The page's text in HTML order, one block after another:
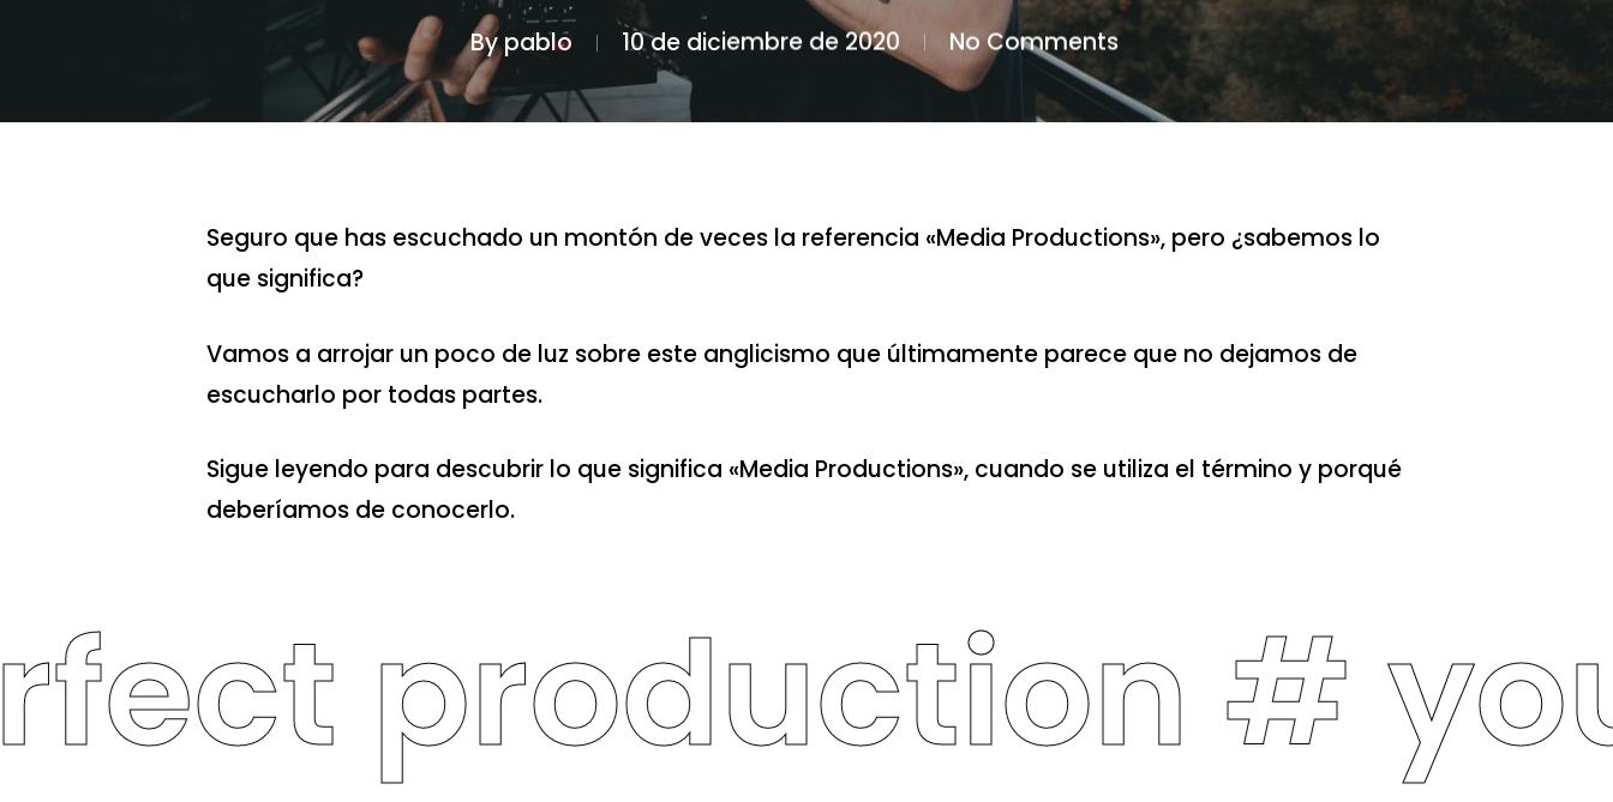
By pablo 10 de diciembre de 2020 No Comments
Seguro que has escuchado un montón de veces la referencia «Media Productions», pero ¿sabemos lo
que significa?
Vamos a arrojar un poco de luz sobre este anglicismo que últimamente parece que no dejamos de
escucharlo por todas partes.
Sigue leyendo para descubrir lo que significa «Media Productions», cuando se utiliza el término y porqué
deberíamos de conocerlo.
production #